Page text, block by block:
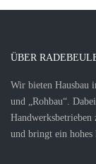
ÜBER
Wir bieten Hausbau
und „Rohbau“.
Handwerksbetrieben
und bringt ein hohes